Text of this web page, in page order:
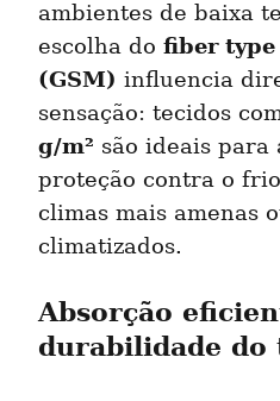
ambientes de baixa
escolha do fiber type
(GSM) influencia
sensação: tecidos
g/m² são ideais para
proteção contra o
climas mais amenas
climatizados.
Absorção
durabilidade